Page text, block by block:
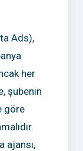
Ads),
her
şubenin
göre
ajansı,